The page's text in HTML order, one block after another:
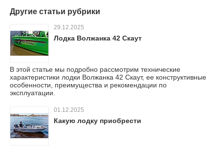
Другие статьи рубрики
29.12.2025
Лодка Волжанка 42 Скаут
В этой статье мы подробно рассмотрим технические
характеристики лодки Волжанка 42 Скаут, ее конструктивные
особенности, преимущества и рекомендации по
эксплуатации.
01.12.2025
Какую лодку приобрести